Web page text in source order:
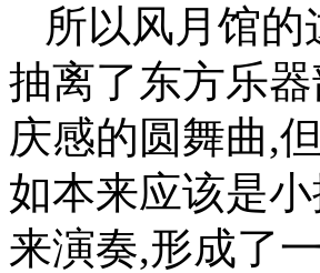
所以风月馆
抽离了东方乐
庆感的圆舞曲,
如本来应该是
来演奏,形成了